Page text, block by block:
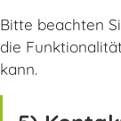
Bitte beachten
die
kann.